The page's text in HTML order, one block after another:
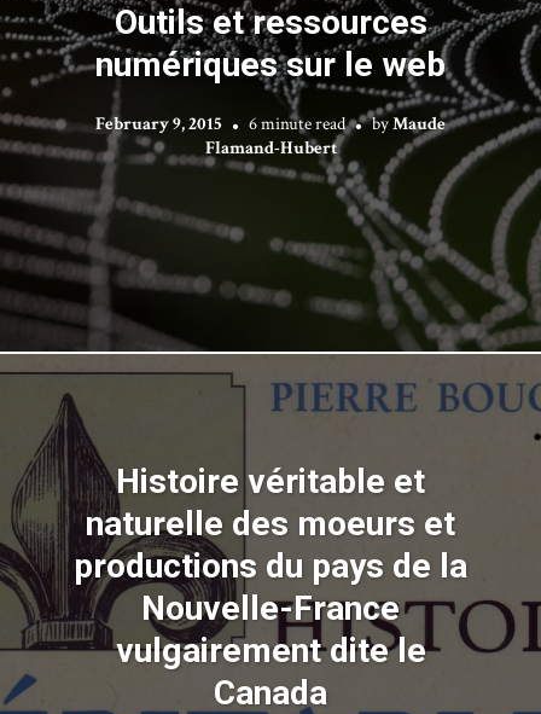
Outils et ressources
numériques sur le web
February 9, 2015 6 minute read byMaude
Flamand-Hubert
Histoire véritable et
naturelle des moeurs et
productions du pays de la
Nouvelle-France
vulgairement dite le
Canada